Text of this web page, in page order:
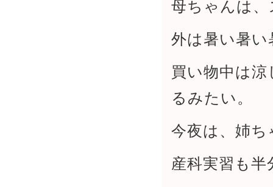
母ちゃんは
外は暑い暑い
買い物中は
るみたい。
今夜は、姉
産科実習も